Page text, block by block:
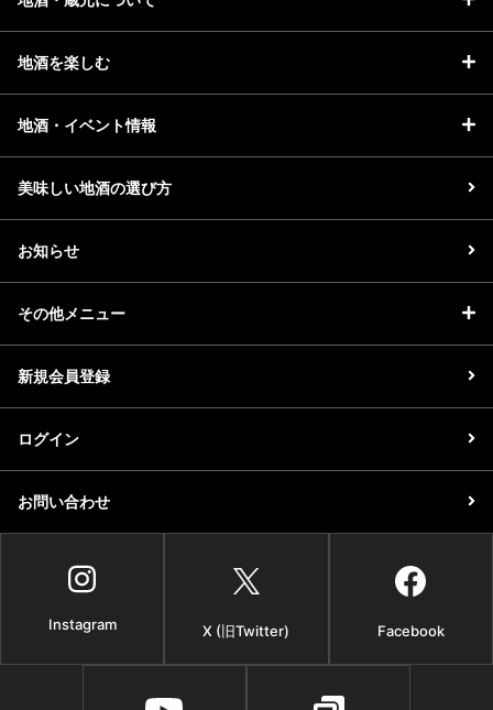
地酒を楽しむ
地酒・イベント情報
美味しい地酒の選び方
お知らせ
その他メニュー
新規会員登録
ログイン
お問い合わせ
Instagram X (旧Twitter) Facebook